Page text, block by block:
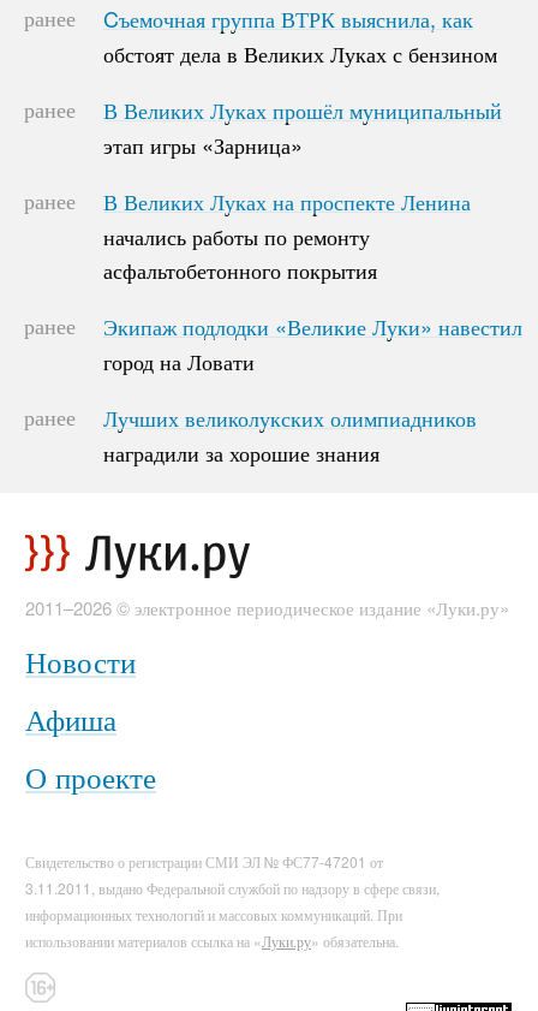
ранее
Cъемочная группа ВТРК выяснила, как
обстоят дела в Великих Луках с бензином
Cъемочная группа ВТРК выяснила, как
обстоят дела в Великих Луках с бензином
ранее
В Великих Луках прошёл муниципальный
этап игры «Зарница»
В Великих Луках прошёл муниципальный
этап игры «Зарница»
ранее
В Великих Луках на проспекте Ленина
начались работы по ремонту
асфальтобетонного покрытия
В Великих Луках на проспекте Ленина
начались работы по ремонту
асфальтобетонного покрытия
ранее
Экипаж подлодки «Великие Луки» навестил
город на Ловати
Экипаж подлодки «Великие Луки» навестил
город на Ловати
ранее
Лучших великолукских олимпиадников
наградили за хорошие знания
Лучших великолукских олимпиадников
наградили за хорошие знания
2011–2026 © электронное периодическое издание «Луки.ру»
Новости
Афиша
О проекте
Свидетельство о регистрации СМИ ЭЛ № ФС77-47201 от
3.11.2011, выдано Федеральной службой по надзору в сфере связи,
информационных технологий и массовых коммуникаций. При
использовании материалов ссылка на «Луки.ру» обязательна.